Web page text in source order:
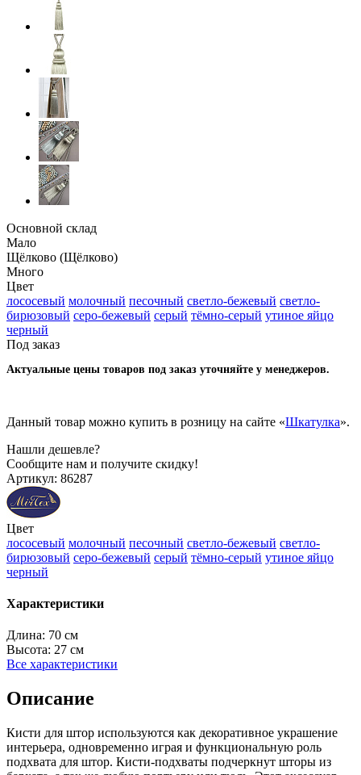
Основной склад
Мало
Щёлково (Щёлково)
Много
Цвет
лососевый молочный песочный светло-бежевый светло-
бирюзовый серо-бежевый серый тёмно-серый утиное яйцо
черный
Под заказ
Актуальные цены товаров под заказ уточняйте у менеджеров.
Данный товар можно купить в розницу на сайте «Шкатулка».
Нашли дешевле?
Сообщите нам и получите скидку!
Артикул: 86287
Цвет
лососевый молочный песочный светло-бежевый светло-
бирюзовый серо-бежевый серый тёмно-серый утиное яйцо
черный
Характеристики
Длина: 70 см
Высота: 27 см
Все характеристики
Описание
Кисти для штор используются как декоративное украшение
интерьера, одновременно играя и функциональную роль
подхвата для штор. Кисти-подхваты подчеркнут шторы из